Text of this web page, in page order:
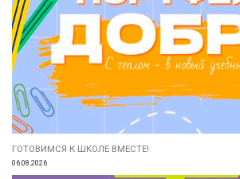
ГОТОВИМСЯ К ШКОЛЕ ВМЕСТЕ!
06.08.2026